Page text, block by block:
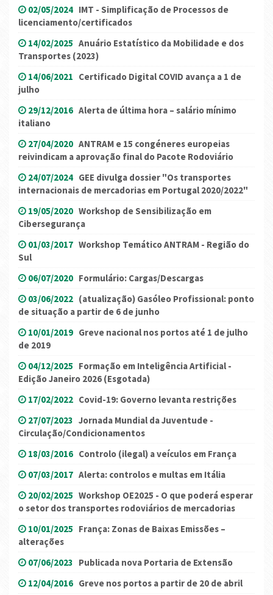
02/05/2024 IMT - Simplificação de Processos de
licenciamento/certificados
14/02/2025 Anuário Estatístico da Mobilidade e dos
Transportes (2023)
14/06/2021 Certificado Digital COVID avança a 1 de
julho
29/12/2016 Alerta de última hora – salário mínimo
italiano
27/04/2020 ANTRAM e 15 congéneres europeias
reivindicam a aprovação final do Pacote Rodoviário
24/07/2024 GEE divulga dossier "Os transportes
internacionais de mercadorias em Portugal 2020/2022"
19/05/2020 Workshop de Sensibilização em
Cibersegurança
01/03/2017 Workshop Temático ANTRAM - Região do
Sul
06/07/2020 Formulário: Cargas/Descargas
03/06/2022 (atualização) Gasóleo Profissional: ponto
de situação a partir de 6 de junho
10/01/2019 Greve nacional nos portos até 1 de julho
de 2019
04/12/2025 Formação em Inteligência Artificial -
Edição Janeiro 2026 (Esgotada)
17/02/2022 Covid-19: Governo levanta restrições
27/07/2023 Jornada Mundial da Juventude -
Circulação/Condicionamentos
18/03/2016 Controlo (ilegal) a veículos em França
07/03/2017 Alerta: controlos e multas em Itália
20/02/2025 Workshop OE2025 - O que poderá esperar
o setor dos transportes rodoviários de mercadorias
10/01/2025 França: Zonas de Baixas Emissões –
alterações
07/06/2023 Publicada nova Portaria de Extensão
12/04/2016 Greve nos portos a partir de 20 de abril